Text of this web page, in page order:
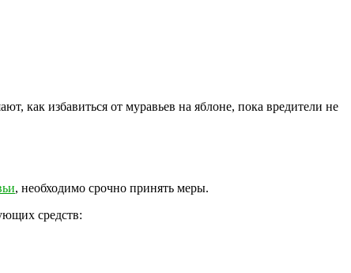
как избавиться от муравьев на яблоне, пока вредители не
, необходимо срочно принять меры.
средств: